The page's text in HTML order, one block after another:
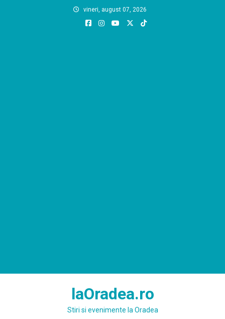
vineri, august 07, 2026
laOradea.ro
Stiri si evenimente la Oradea